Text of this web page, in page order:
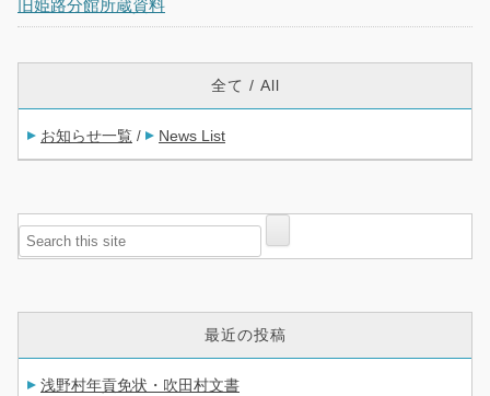
旧姫路分館所蔵資料
全て / All
お知らせ一覧 / News List
最近の投稿
浅野村年貢免状・吹田村文書